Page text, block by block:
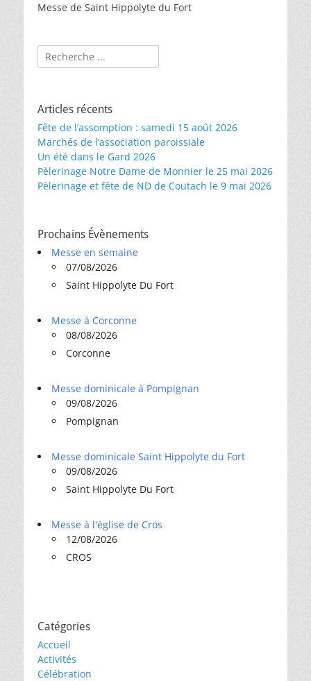
Messe de Saint Hippolyte du Fort
Rechercher :
Articles récents
Fête de l’assomption : samedi 15 août 2026
Marchés de l’association paroissiale
Un été dans le Gard 2026
Pèlerinage Notre Dame de Monnier le 25 mai 2026
Pèlerinage et fête de ND de Coutach le 9 mai 2026
Prochains Évènements
Messe en semaine
07/08/2026
Saint Hippolyte Du Fort
Messe à Corconne
08/08/2026
Corconne
Messe dominicale à Pompignan
09/08/2026
Pompignan
Messe dominicale Saint Hippolyte du Fort
09/08/2026
Saint Hippolyte Du Fort
Messe à l'église de Cros
12/08/2026
CROS
Catégories
Accueil
Activités
Célébration